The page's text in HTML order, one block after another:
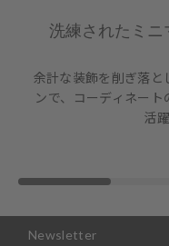
洗練されたミニ
余計な装飾を削ぎ落と
ンで、コーディネート
活躍
Newsletter